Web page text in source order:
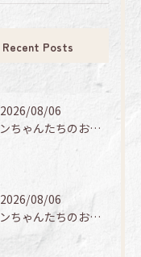
Recent Posts
2026/08/06
ワンちゃんたちのお手入れ日記🐶✨
2026/08/06
ワンちゃんたちのお手入れ日記🐶✨